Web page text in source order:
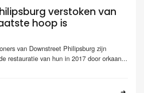
verstoken van
hoop is
van Downstreet Philipsburg zijn
restauratie van hun in 2017 door orkaan...